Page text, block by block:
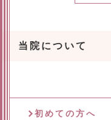
当院について
初めての方へ